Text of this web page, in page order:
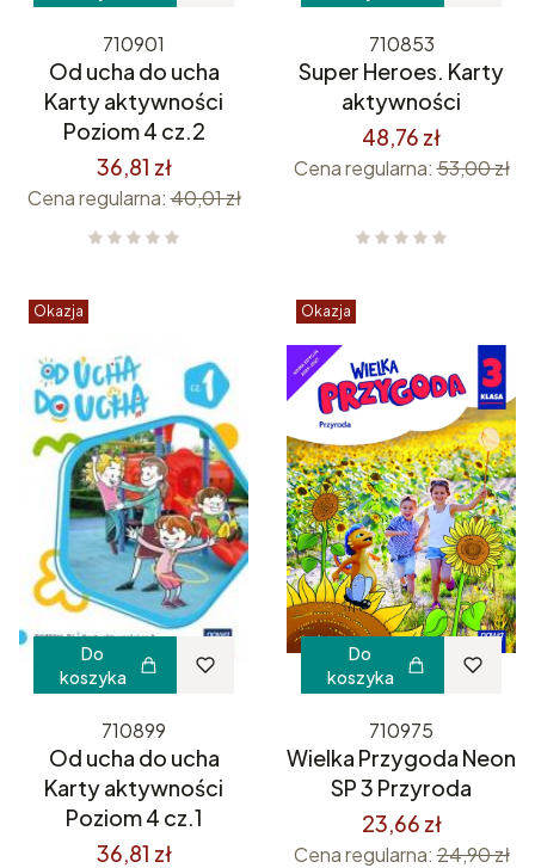
710901
Od ucha do ucha
Karty aktywności
Poziom 4 cz.2
36,81 zł
Cena regularna: 40,01 zł
710853
Super Heroes. Karty
aktywności
48,76 zł
Cena regularna: 53,00 zł
Okazja
Do
koszyka
710899
Od ucha do ucha
Karty aktywności
Poziom 4 cz.1
36,81 zł
Okazja
Do
koszyka
710975
Wielka Przygoda Neon
SP 3 Przyroda
23,66 zł
Cena regularna: 24,90 zł